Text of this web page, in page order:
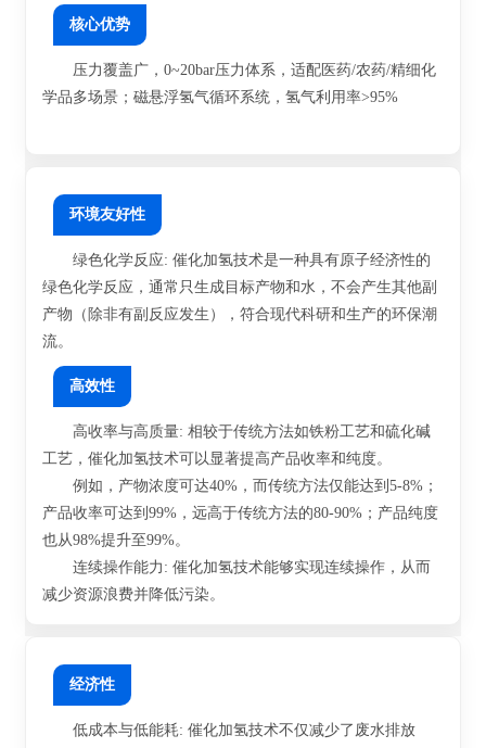
核心优势
压力覆盖广，0~20bar压力体系，适配医药/农药/精细化
学品多场景；磁悬浮氢气循环系统，氢气利用率>95%
环境友好性
绿色化学反应: 催化加氢技术是一种具有原子经济性的
绿色化学反应，通常只生成目标产物和水，不会产生其他副
产物（除非有副反应发生），符合现代科研和生产的环保潮
流。
高效性
高收率与高质量: 相较于传统方法如铁粉工艺和硫化碱
工艺，催化加氢技术可以显著提高产品收率和纯度。
例如，产物浓度可达40%，而传统方法仅能达到5-8%；
产品收率可达到99%，远高于传统方法的80-90%；产品纯度
也从98%提升至99%。
连续操作能力: 催化加氢技术能够实现连续操作，从而
减少资源浪费并降低污染。
经济性
低成本与低能耗: 催化加氢技术不仅减少了废水排放